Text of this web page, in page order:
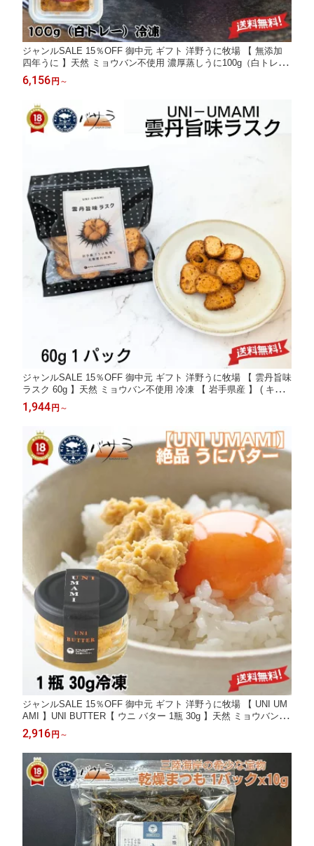
ジャンルSALE 15％OFF 御中元 ギフト 洋野うに牧場 【 無添加
四年うに 】天然 ミョウバン不使用 濃厚蒸しうに100g（白トレ
イ） 冷凍 凍結蒸しうに ( キタムラサキウニ ) 「 送料無料 雲丹 お
取り寄せ 海鮮 高級グルメ 高級海鮮 お取り寄せグルメ 海鮮ギフト
6,156 円 ～
ジャンルSALE 15％OFF 御中元 ギフト 洋野うに牧場 【 雲丹旨味
ラスク 60g 】天然 ミョウバン不使用 冷凍 【 岩手県産 】 ( キタ
ムラサキウニ ) 「 うに パテ 送料無料 雲丹 お取り寄せ 海鮮 高級
グルメ 高級海鮮 お取り寄せグルメ 海鮮ギフト 食品ギフト 高級食
1,944 円 ～
ジャンルSALE 15％OFF 御中元 ギフト 洋野うに牧場 【 UNI UM
AMI 】UNI BUTTER【 ウニ バター 1瓶 30g 】天然 ミョウバン不
使用 冷凍 【 岩手県産 】 ( キタムラサキウニ ) 「 うに パテ 送料
無料 雲丹 お取り寄せ グルメ 高級海鮮 お取り寄せグルメ 海鮮ギ
フト 」
2,916 円 ～